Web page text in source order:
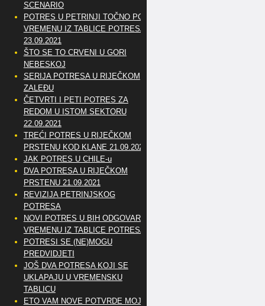
SCENARIO
POTRES U PETRINJI TOČNO PO
VREMENU IZ TABLICE POTRESA
23.09.2021
ŠTO SE TO CRVENI U GORI
NEBESKOJ
SERIJA POTRESA U RIJEČKOM
ZALEĐU
ČETVRTI I PETI POTRES ZA
REDOM U ISTOM SEKTORU
22.09.2021
TREĆI POTRES U RIJEČKOM
PRSTENU KOD KLANE 21.09.2021
JAK POTRES U CHILE-u
DVA POTRESA U RIJEČKOM
PRSTENU 21.09.2021
REVIZIJA PETRINJSKOG
POTRESA
NOVI POTRES U BIH ODGOVARA
VREMENU IZ TABLICE POTRESA
POTRESI SE (NE)MOGU
PREDVIDJETI
JOŠ DVA POTRESA KOJI SE
UKLAPAJU U VREMENSKU
TABLICU
ETO VAM NOVE POTVRDE MOJE